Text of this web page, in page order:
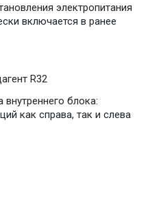
электропитания
включается в ранее
R32
внутреннего блока:
как справа, так и слева